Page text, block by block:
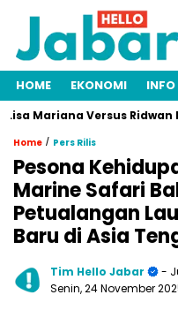
HOME EKONOMI
Mariana Versus Ridwan
Home / Pers Rilis
Pesona
Marine Safari
Petualangan
Baru di Asia
Tim Hello Jabar
-
Senin, 24 November